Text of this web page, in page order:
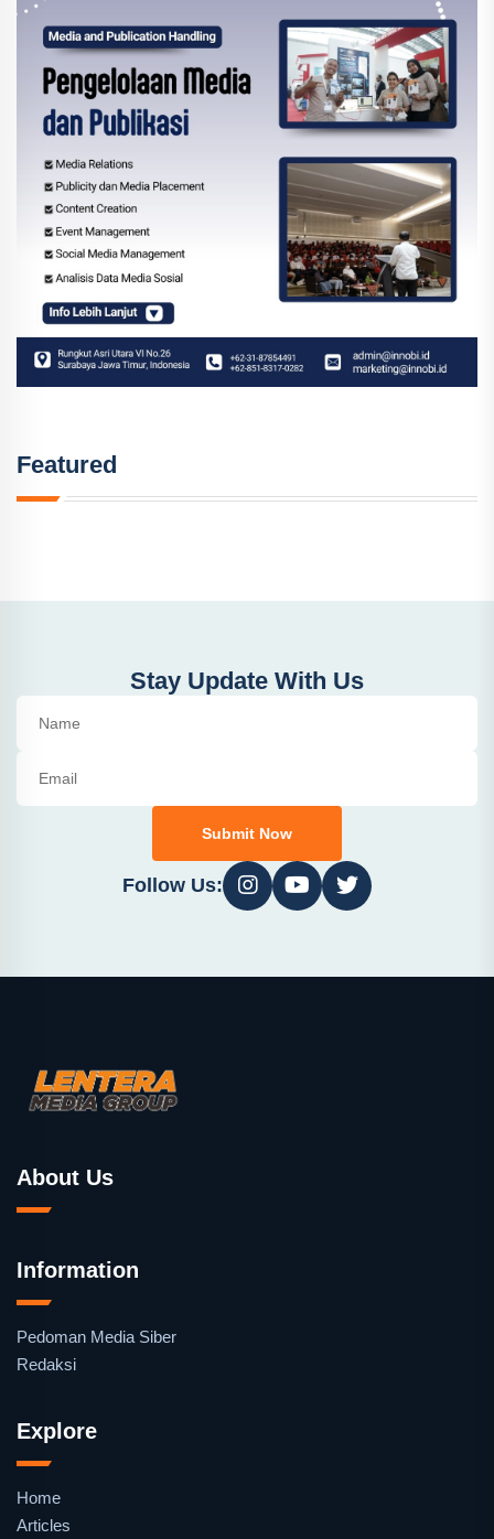
Featured
Stay Update With Us
Submit Now
Follow Us:
About Us
Information
Pedoman Media Siber
Redaksi
Explore
Home
Articles